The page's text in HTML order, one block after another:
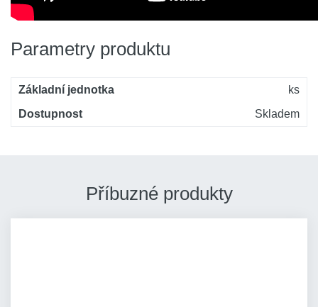
Parametry produktu
Základní jednotka
ks
Dostupnost
Skladem
Příbuzné produkty